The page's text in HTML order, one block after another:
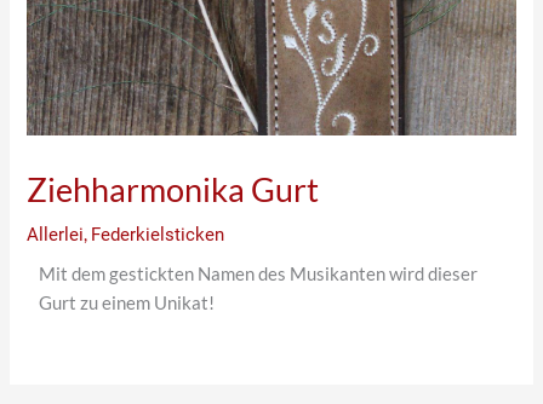
Ziehharmonika Gurt
Allerlei, Federkielsticken
Mit dem gestickten Namen des Musikanten wird dieser
Gurt zu einem Unikat!